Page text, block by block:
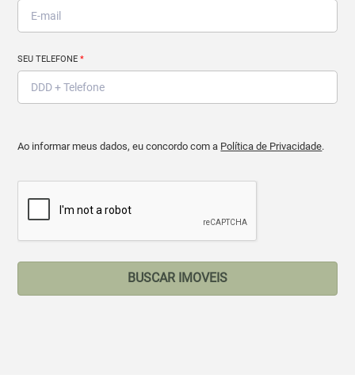
SEU TELEFONE*
Ao informar meus dados, eu concordo com a Política de Privacidade.
BUSCAR IMOVEIS